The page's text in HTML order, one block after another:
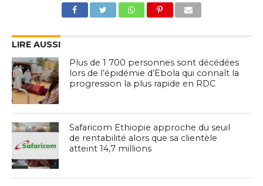
LIRE AUSSI
Plus de 1 700 personnes sont décédées
lors de l’épidémie d’Ebola qui connaît la
progression la plus rapide en RDC
Safaricom Ethiopie approche du seuil
de rentabilité alors que sa clientèle
atteint 14,7 millions